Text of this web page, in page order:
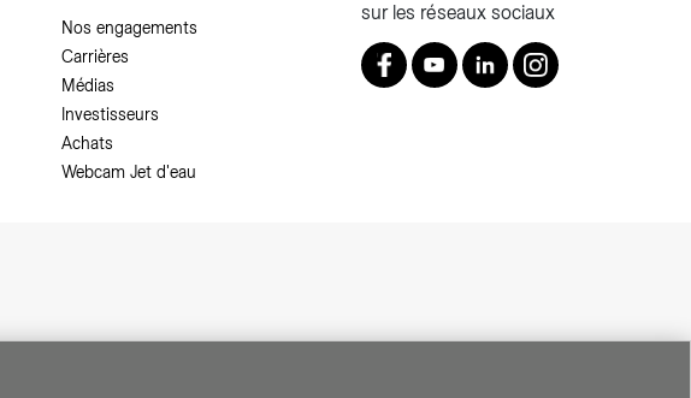
Nos engagements
Carrières
Médias
Investisseurs
Achats
Webcam Jet d'eau
sur les réseaux sociaux
Retrouvez nous sur Facebook
YoutubeLinkedInInstagram